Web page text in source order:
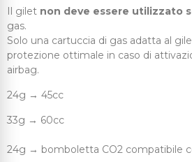
Il gilet non deve essere utilizzato
gas.
Solo una cartuccia di gas adatta al
protezione ottimale in caso di
airbag.
24g → 45cc
33g → 60cc
24g → bomboletta CO2 compatibile